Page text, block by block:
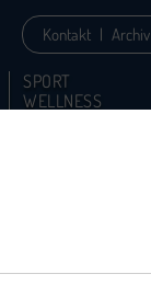
Kontakt | Archiv
SPORT
WELLNESS